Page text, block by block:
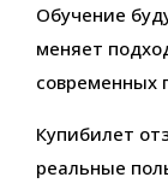
Обучение
меняет
современных
Купибилет
реальные